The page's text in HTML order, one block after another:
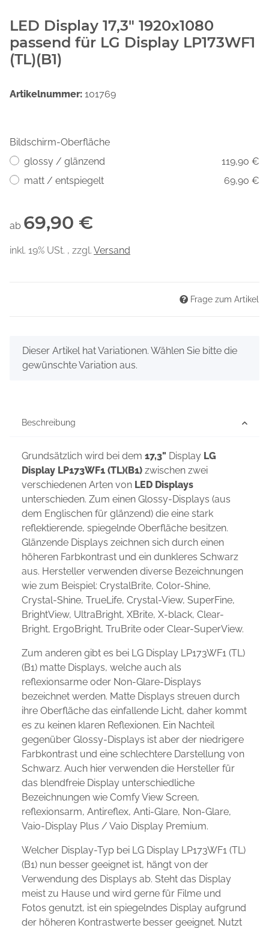
LED Display 17,3" 1920x1080
passend für LG Display LP173WF1
(TL)(B1)
Artikelnummer: 101769
Bildschirm-Oberfläche
glossy / glänzend
119,90 €
matt / entspiegelt
69,90 €
ab 69,90 €
inkl. 19% USt. , zzgl. Versand
Frage zum Artikel
x
Dieser Artikel hat Variationen. Wählen Sie bitte die
gewünschte Variation aus.
Beschreibung
Grundsätzlich wird bei dem 17,3" Display LG
Display LP173WF1 (TL)(B1) zwischen zwei
verschiedenen Arten von LED Displays
unterschieden. Zum einen Glossy-Displays (aus
dem Englischen für glänzend) die eine stark
reflektierende, spiegelnde Oberfläche besitzen.
Glänzende Displays zeichnen sich durch einen
höheren Farbkontrast und ein dunkleres Schwarz
aus. Hersteller verwenden diverse Bezeichnungen
wie zum Beispiel: CrystalBrite, Color-Shine,
Crystal-Shine, TrueLife, Crystal-View, SuperFine,
BrightView, UltraBright, XBrite, X-black, Clear-
Bright, ErgoBright, TruBrite oder Clear-SuperView.
Zum anderen gibt es bei LG Display LP173WF1 (TL)
(B1) matte Displays, welche auch als
reflexionsarme oder Non-Glare-Displays
bezeichnet werden. Matte Displays streuen durch
ihre Oberfläche das einfallende Licht, daher kommt
es zu keinen klaren Reflexionen. Ein Nachteil
gegenüber Glossy-Displays ist aber der niedrigere
Farbkontrast und eine schlechtere Darstellung von
Schwarz. Auch hier verwenden die Hersteller für
das blendfreie Display unterschiedliche
Bezeichnungen wie Comfy View Screen,
reflexionsarm, Antireflex, Anti-Glare, Non-Glare,
Vaio-Display Plus / Vaio Display Premium.
Welcher Display-Typ bei LG Display LP173WF1 (TL)
(B1) nun besser geeignet ist, hängt von der
Verwendung des Displays ab. Steht das Display
meist zu Hause und wird gerne für Filme und
Fotos genutzt, ist ein spiegelndes Display aufgrund
der höheren Kontrastwerte besser geeignet. Nutzt